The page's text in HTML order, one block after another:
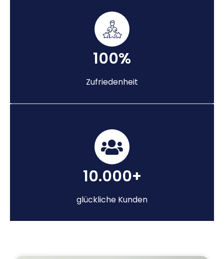
100%
Zufriedenheit
10.000+
glückliche Kunden